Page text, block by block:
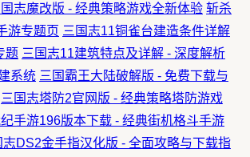
国志魔改版 - 经典策略游戏全新体验 斩杀
游专题页 三国志11铜雀台建造条件详解
题 三国志11建筑特点及详解 - 深度解析
系统 三国霸王大陆破解版 - 免费下载与
三国志塔防2官网版 - 经典策略塔防游戏
手游196版本下载 - 经典街机格斗手游
志DS2金手指汉化版 - 全面攻略与下载指